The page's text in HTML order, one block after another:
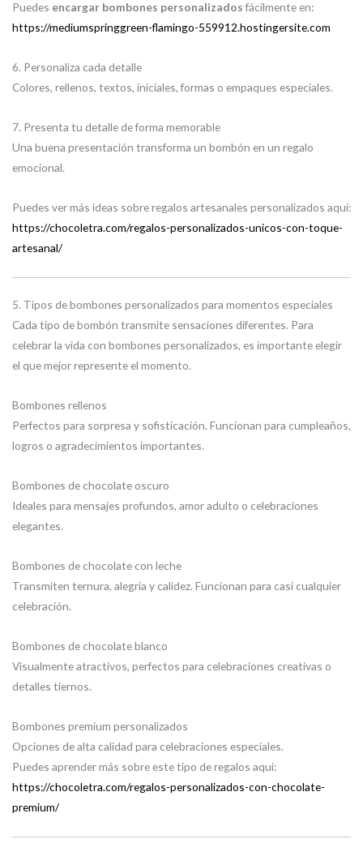
Puedes encargar bombones personalizadosfácilmente en:
https://mediumspringgreen-flamingo-559912.hostingersite.com
6. Personaliza cada detalle
Colores, rellenos, textos, iniciales, formas o empaques especiales.
7. Presenta tu detalle de forma memorable
Una buena presentación transforma un bombón en un regalo
emocional.
Puedes ver más ideas sobre regalos artesanales personalizados aquí:
https://chocoletra.com/regalos-personalizados-unicos-con-toque-
artesanal/
5. Tipos de bombones personalizados para momentos especiales
Cada tipo de bombón transmite sensaciones diferentes. Para
celebrar la vida con bombones personalizados, es importante elegir
el que mejor represente el momento.
Bombones rellenos
Perfectos para sorpresa y sofisticación. Funcionan para cumpleaños,
logros o agradecimientos importantes.
Bombones de chocolate oscuro
Ideales para mensajes profundos, amor adulto o celebraciones
elegantes.
Bombones de chocolate con leche
Transmiten ternura, alegría y calidez. Funcionan para casi cualquier
celebración.
Bombones de chocolate blanco
Visualmente atractivos, perfectos para celebraciones creativas o
detalles tiernos.
Bombones premium personalizados
Opciones de alta calidad para celebraciones especiales.
Puedes aprender más sobre este tipo de regalos aquí:
https://chocoletra.com/regalos-personalizados-con-chocolate-
premium/